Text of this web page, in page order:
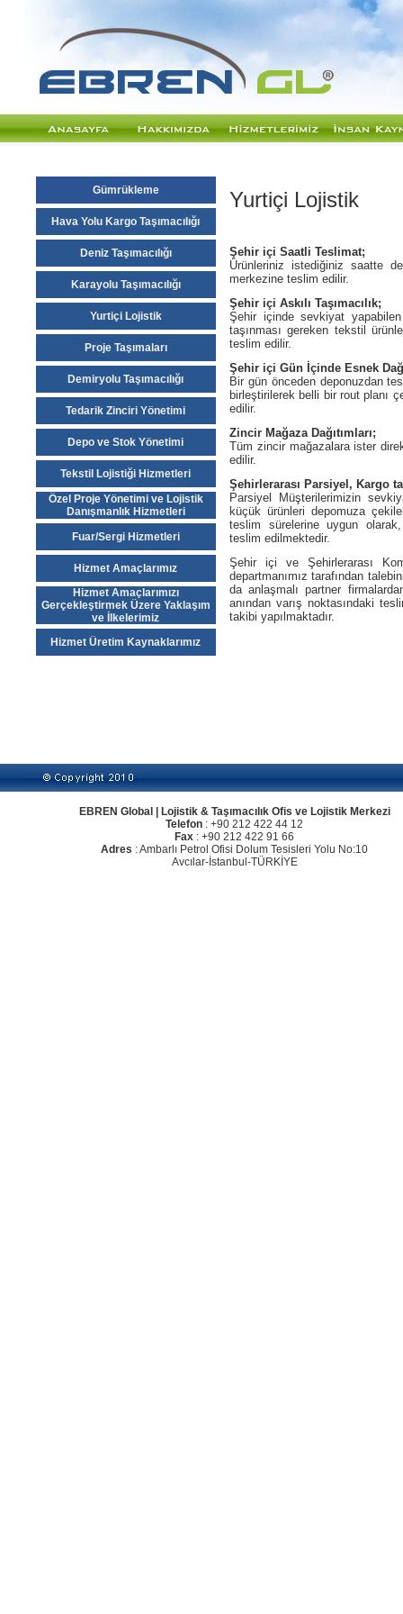
Gümrükleme
Hava Yolu Kargo Taşımacılığı
Deniz Taşımacılığı
Karayolu Taşımacılığı
Yurtiçi Lojistik
Proje Taşımaları
Demiryolu Taşımacılığı
Tedarik Zinciri Yönetimi
Depo ve Stok Yönetimi
Tekstil Lojistiği Hizmetleri
Özel Proje Yönetimi ve Lojistik
Danışmanlık Hizmetleri
Fuar/Sergi Hizmetleri
Hizmet Amaçlarımız
Hizmet Amaçlarımızı
Gerçekleştirmek Üzere Yaklaşım
ve İlkelerimiz
Hizmet Üretim Kaynaklarımız
Yurtiçi Lojistik
Şehir içi Saatli Teslimat;
Ürünleriniz istediğiniz saatte
merkezine teslim edilir.
Şehir içi Askılı Taşımacılık;
Şehir içinde sevkiyat yapabilen
taşınması gereken tekstil
teslim edilir.
Şehir içi Gün İçinde Esnek
Bir gün önceden deponuzdan
birleştirilerek belli bir rout planı
edilir.
Zincir Mağaza Dağıtımları;
Tüm zincir mağazalara ister
edilir.
Şehirlerarası Parsiyel, Kargo
Parsiyel Müşterilerimizin
küçük ürünleri depomuza
teslim sürelerine uygun
teslim edilmektedir.
Şehir içi ve Şehirlerarası
departmanımız tarafından
da anlaşmalı partner
anından varış noktasındaki
takibi yapılmaktadır.
EBREN Global | Lojistik & Taşımacılık Ofis ve Lojistik Merkezi
Telefon : +90 212 422 44 12
Fax : +90 212 422 91 66
Adres : Ambarlı Petrol Ofisi Dolum Tesisleri Yolu No:10
Avcılar-İstanbul-TÜRKİYE